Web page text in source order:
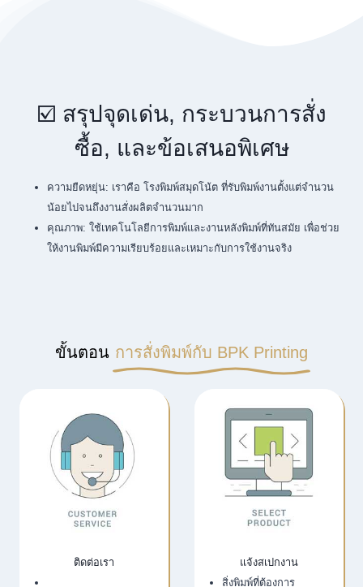
☑️ สรุปจุดเด่น, กระบวนการสั่ง
ซื้อ, และข้อเสนอพิเศษ
ความยืดหยุ่น: เราคือ โรงพิมพ์สมุดโน้ต ที่รับพิมพ์งานตั้งแต่จำนวน
น้อยไปจนถึงงานสั่งผลิตจำนวนมาก
คุณภาพ: ใช้เทคโนโลยีการพิมพ์และงานหลังพิมพ์ที่ทันสมัย เพื่อช่วย
ให้งานพิมพ์มีความเรียบร้อยและเหมาะกับการใช้งานจริง
ขั้นตอน การสั่งพิมพ์กับ BPK Printing
ติดต่อเรา
แจ้งสเปกงาน
สิ่งพิมพ์ที่ต้องการ